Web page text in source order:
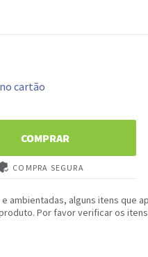
cartão
COMPRA SEGURA
COMPRAR
ambientadas, alguns itens que
Por favor verificar os